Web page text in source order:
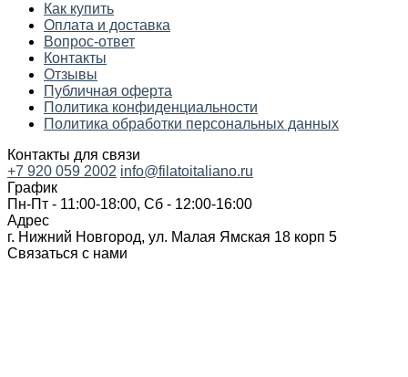
Как купить
Оплата и доставка
Вопрос-ответ
Контакты
Отзывы
Публичная оферта
Политика конфиденциальности
Политика обработки персональных данных
Контакты для связи
+7 920 059 2002 info@filatoitaliano.ru
График
Пн-Пт - 11:00-18:00, Сб - 12:00-16:00
Адрес
г. Нижний Новгород, ул. Малая Ямская 18 корп 5
Связаться с нами